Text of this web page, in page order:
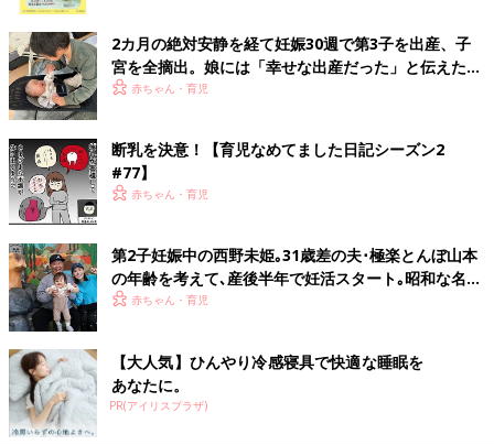
――母乳をやめるという決断をする際、一番懸念をしていたこと
はなんでしょうか？
「母乳は母親だけがあげられるもの！特別なんだ！！という思い
込みがあったので、自分の存在意義が揺らぐのではないかと不安
でした。ですが、母乳をやめても全く揺らぐことはなく…何も変
わらなかったんです。心も体もびっくりするくらい変化がなかっ
たので、あれは杞憂だったんだなと、断乳してすぐに思うことが
できました。私は無理して母乳にしがみついていたので、気持ち
はむしろ楽になりました。」
――断乳の決断する際に気をつけることはありますか？
「断乳をする際、母乳外来に行ったのですが、しこりになること
もなく大変スムーズにすすめることができたので良かったです。
助産師さんサポートのもと、大体1ヶ月半くらいの時間をかけて
授乳回数を減らしていきました。心配な方は母乳外来へ行った
り、産後のサポートもしてくれる
2カ月の絶対安静を経て妊娠30週で第3子を出産、子
宮を全摘出。娘には「幸せな出産だった」と伝えたい
【極低出生体重児】
赤ちゃん・育児
断乳を決意！【育児なめてました日記シーズン2
#77】
赤ちゃん・育児
第2子妊娠中の西野未姫｡31歳差の夫･極楽とんぼ山本
の年齢を考えて､産後半年で妊活スタート｡昭和な名前
を好む夫とは､また名づけでぶつかりそう!?
赤ちゃん・育児
【大人気】ひんやり冷感寝具で快適な睡眠を
あなたに。
PR(アイリスプラザ)